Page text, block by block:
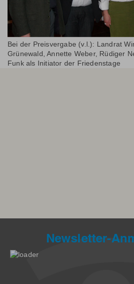
Bei der Preisvergabe (v.l.): Landrat
Grünewald, Annette Weber, Rüdiger
Funk als Initiator der Friedenstage
Newsletter-